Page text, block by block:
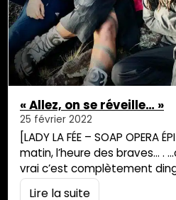
« Allez, on se réveille… »
25 février 2022
[LADY LA FÉE – SOAP OPERA
matin, l’heure des braves… .
vrai c’est complètement
heure aussi matinale. Quand
Lire la suite